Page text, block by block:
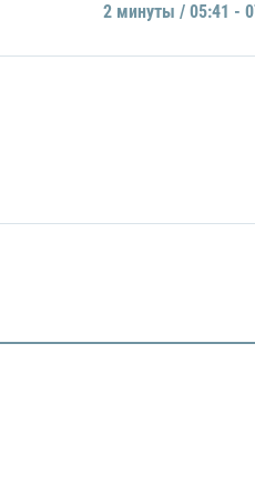
2 минуты / 05:41 -